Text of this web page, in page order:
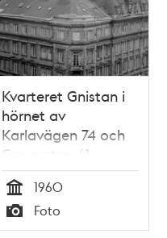
Kvarteret Gnistan i
hörnet av
Karlavägen 74 och
Grevgatan 61
Tid
1960
Typ
Foto